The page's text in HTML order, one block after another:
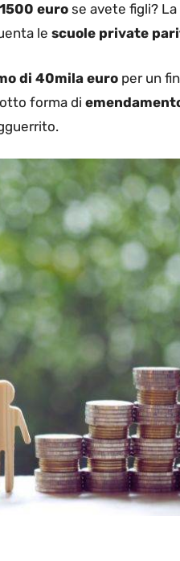
euro se avete figli? La
le scuole private
di 40mila euro per un
forma di